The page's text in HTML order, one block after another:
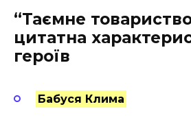
“Таємне товариство
цитатна
героїв
Бабуся Клима